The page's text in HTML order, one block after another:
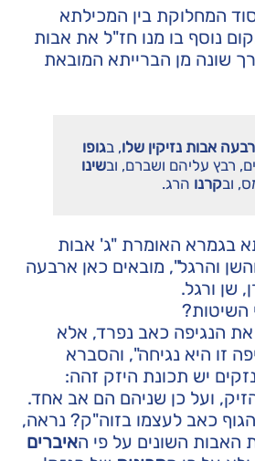
המחלוקת בין המכילתא
נוסף בו מנו חז"ל את אבות
שונה מן הברייתא המובאת
אבות נזיקין שלו, בגופו
רבץ עליהם ושברם, ובשינו
ובקרנו הרג.
בגמרא האומרת "ג' אבות
והרגל", מובאים כאן ארבעה
שן ורגל.
השיטות?
הנגיפה כאב נפרד, אלא
זו היא נגיחה", והסברא
יש תכונת היזק זהה:
ועל כן שניהם הם אב אחד.
כאב לעצמו בזוה"ק? נראה,
האבות השונים על פי האיברים